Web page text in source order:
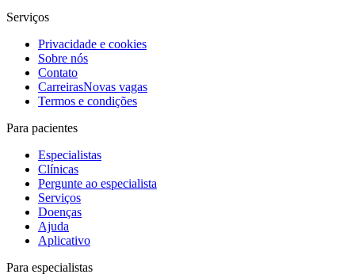
Serviços
Privacidade e cookies
Sobre nós
Contato
CarreirasNovas vagas
Termos e condições
Para pacientes
Especialistas
Clínicas
Pergunte ao especialista
Serviços
Doenças
Ajuda
Aplicativo
Para especialistas